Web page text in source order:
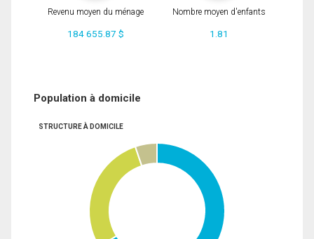
Revenu moyen du ménage
184 655.87 $
Nombre moyen d'enfants
1.81
Population à domicile
STRUCTURE À DOMICILE